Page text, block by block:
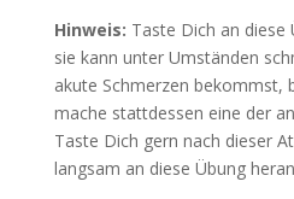
Hinweis: Taste Dich an diese
sie kann unter Umständen
akute Schmerzen bekommst,
mache stattdessen eine der
Taste Dich gern nach dieser
langsam an diese Übung